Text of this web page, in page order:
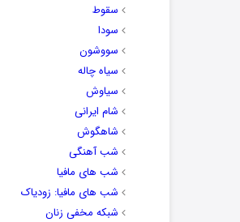
سقوط
سودا
سووشون
سیاه چاله
سیاوش
شام ایرانی
شاهگوش
شب آهنگی
شب های مافیا
شب های مافیا: زودیاک
شبکه مخفی زنان